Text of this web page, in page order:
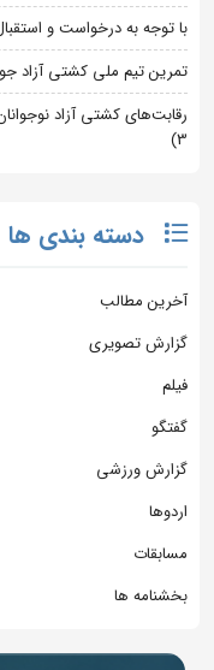
با توجه به درخواست و
تمرین تیم ملی کشتی آزاد
رقابت‌های کشتی آزاد
3)
دسته بندی ها
آخرین مطالب
گزارش تصویری
فیلم
گفتگو
گزارش ورزشی
اردوها
مسابقات
بخشنامه ها